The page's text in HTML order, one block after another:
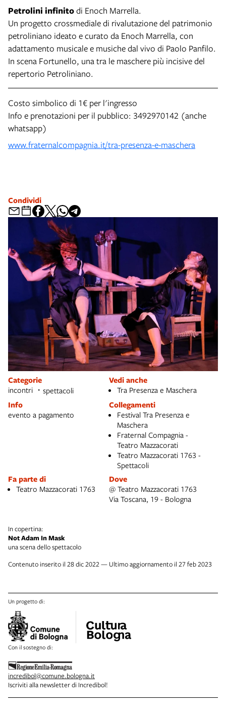
Petrolini infinitodi Enoch Marrella.
Un progetto crossmediale di rivalutazione del patrimonio
petroliniano ideato e curato da Enoch Marrella, con
adattamento musicale e musiche dal vivo di Paolo Panfilo.
In scena Fortunello, una tra le maschere più incisive del
repertorio Petroliniano.
Costo simbolico di 1€ per l'ingresso
Info e prenotazioni per il pubblico: 3492970142 (anche
whatsapp)
www.fraternalcompagnia.it/tra-presenza-e-maschera
Categorie
incontri spettacoli
Vedi anche
Tra Presenza e Maschera
Info
evento a pagamento
Collegamenti
Festival Tra Presenza e
Maschera
Fraternal Compagnia -
Teatro Mazzacorati
Teatro Mazzacorati 1763 -
Spettacoli
Fa parte di
Teatro Mazzacorati 1763
Dove
@ Teatro Mazzacorati 1763
Via Toscana, 19 - Bologna
Condividi
In copertina:
Not Adam In Mask
una scena dello spettacolo
Contenuto inserito il 28 dic 2022 — Ultimo aggiornamento il 27 feb 2023
Un progetto di:
Con il sostegno di:
incredibol@comune.bologna.it
Iscriviti alla newsletter di Incredibol!